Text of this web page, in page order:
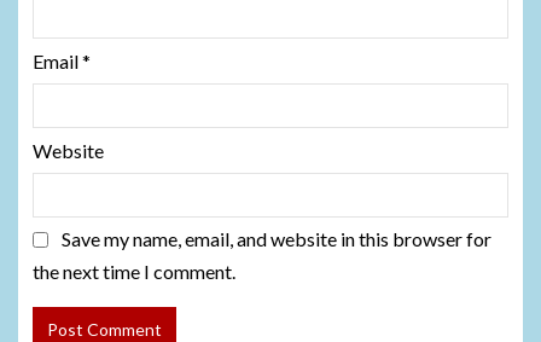
Email*
Website
Save my name, email, and website in this browser for
the next time I comment.